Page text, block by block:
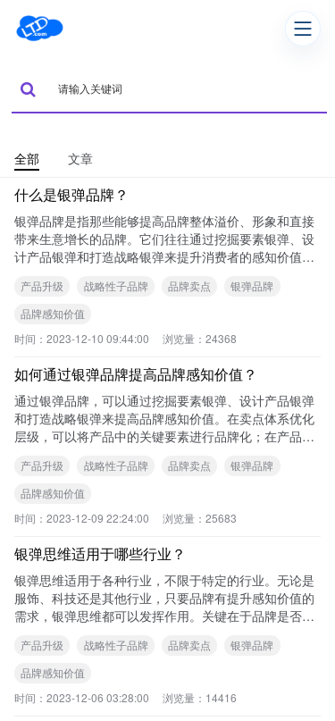
全部 文章
什么是银弹品牌？
银弹品牌是指那些能够提高品牌整体溢价、形象和直接
带来生意增长的品牌。它们往往通过挖掘要素银弹、设
计产品银弹和打造战略银弹来提升消费者的感知价值，
产品升级 战略性子品牌 品牌卖点
银弹品牌
品牌感知价值
时间： 2023-12-10 09:44:00 浏览量： 24368
如何通过银弹品牌提高品牌感知价值？
通过银弹品牌，可以通过挖掘要素银弹、设计产品银弹
和打造战略银弹来提高品牌感知价值。在卖点体系优化
层级，可以将产品中的关键要素进行品牌化；在产品体
品
产品升级 战略性子品牌 品牌卖点
银弹品牌
品牌感知价值
时间： 2023-12-09 22:24:00 浏览量： 25683
银弹思维适用于哪些行业？
银弹思维适用于各种行业，不限于特定的行业。无论是
服饰、科技还是其他行业，只要品牌有提升感知价值的
需求，银弹思维都可以发挥作用。关键在于品牌是否能
弹
产品升级 战略性子品牌 品牌卖点
银弹品牌
品牌感知价值
时间： 2023-12-06 03:28:00 浏览量： 14416